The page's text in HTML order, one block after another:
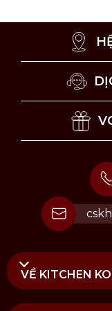
Hướng dẫn vệ
VỀ KITCHEN